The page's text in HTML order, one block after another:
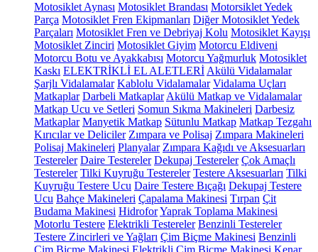
Motosiklet Aynası Motosiklet Brandası Motorsiklet Yedek
Parça Motosiklet Fren Ekipmanları Diğer Motosiklet Yedek
Parçaları Motosiklet Fren ve Debriyaj Kolu Motosiklet Kayışı
Motosiklet Zinciri Motosiklet Giyim Motorcu Eldiveni
Motorcu Botu ve Ayakkabısı Motorcu Yağmurluk Motosiklet
Kaskı ELEKTRİKLİ EL ALETLERİ Akülü Vidalamalar
Şarjlı Vidalamalar Kablolu Vidalamalar Vidalama Uçları
Matkaplar Darbeli Matkaplar Akülü Matkap ve Vidalamalar
Matkap Ucu ve Setleri Somun Sıkma Makineleri Darbesiz
Matkaplar Manyetik Matkap Sütunlu Matkap Matkap Tezgahı
Kırıcılar ve Deliciler Zımpara ve Polisaj Zımpara Makineleri
Polisaj Makineleri Planyalar Zımpara Kağıdı ve Aksesuarları
Testereler Daire Testereler Dekupaj Testereler Çok Amaçlı
Testereler Tilki Kuyruğu Testereler Testere Aksesuarları Tilki
Kuyruğu Testere Ucu Daire Testere Bıçağı Dekupaj Testere
Ucu Bahçe Makineleri Çapalama Makinesi Tırpan Çit
Budama Makinesi HidroforYaprak Toplama Makinesi
Motorlu Testere Elektrikli Testereler Benzinli Testereler
Testere Zincirleri ve Yağları Çim Biçme Makinesi Benzinli
Çim Biçme Makinesi Elektrikli Çim Biçme Makinesi Kenar